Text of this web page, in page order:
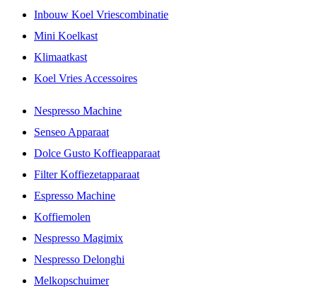
Inbouw Koel Vriescombinatie
Mini Koelkast
Klimaatkast
Koel Vries Accessoires
Nespresso Machine
Senseo Apparaat
Dolce Gusto Koffieapparaat
Filter Koffiezetapparaat
Espresso Machine
Koffiemolen
Nespresso Magimix
Nespresso Delonghi
Melkopschuimer